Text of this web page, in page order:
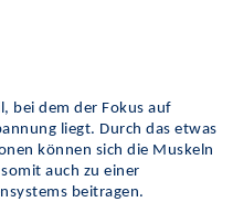
bei dem der Fokus auf
liegt. Durch das etwas
können sich die Muskeln
auch zu einer
beitragen.